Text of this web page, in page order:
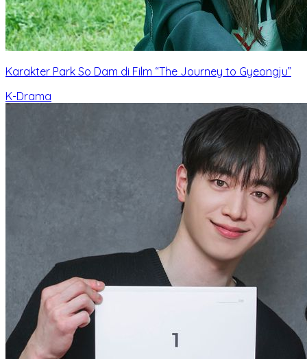
Karakter Park So Dam di Film “The Journey to Gyeongju”
K-Drama